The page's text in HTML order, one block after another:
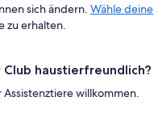
sich ändern. Wähle deine
zu erhalten.
haustierfreundlich?
willkommen.